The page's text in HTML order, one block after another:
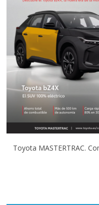
Toyota MASTERTRAC.